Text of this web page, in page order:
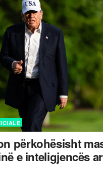
përkohësisht
e inteligjencës